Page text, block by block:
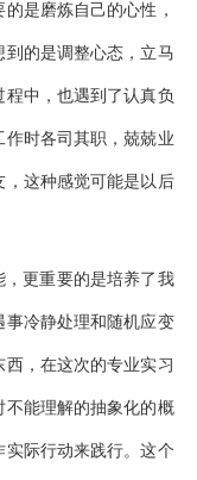
是磨炼自己的心性，
的是调整心态，立马
中，也遇到了认真负
时各司其职，兢兢业
，这种感觉可能是以后
更重要的是培养了我
事冷静处理和随机应变
，在这次的专业实习
能理解的抽象化的概
际行动来践行。这个